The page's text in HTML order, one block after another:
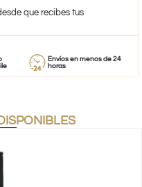
que recibes tus
Envíos en menos de 24
horas